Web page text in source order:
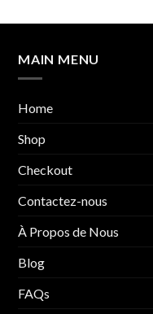
MAIN MENU
Home
Shop
Checkout
Contactez-nous
À Propos de Nous
Blog
FAQs